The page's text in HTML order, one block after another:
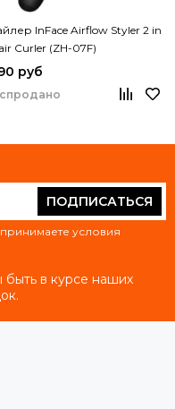
InFace Airflow Styler 2 in
Curler (ZH-07F)
руб
ПОДПИСАТЬСЯ
условия
быть в курсе наших